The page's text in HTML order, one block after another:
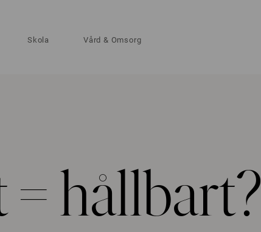
Skola Vård & Omsorg
hållbart?